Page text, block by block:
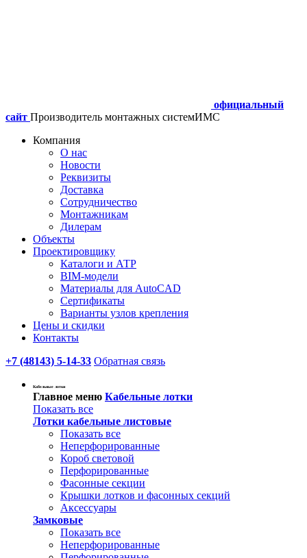
официальный
сайт Производитель монтажных системИМС
Компания
О нас
Новости
Реквизиты
Доставка
Сотрудничество
Монтажникам
Дилерам
Объекты
Проектировщику
Каталоги и АТР
BIM-модели
Материалы для AutoCAD
Сертификаты
Варианты узлов крепления
Цены и скидки
Контакты
+7 (48143) 5-14-33 Обратная связь
Кабельные лотки
Главное меню Кабельные лотки
Показать все
Лотки кабельные листовые
Показать все
Неперфорированные
Короб световой
Перфорированные
Фасонные секции
Крышки лотков и фасонных секций
Аксессуары
Замковые
Показать все
Неперфорированные